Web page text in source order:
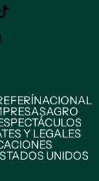
NACIONAL
AGRO
Y LEGALES
UNIDOS